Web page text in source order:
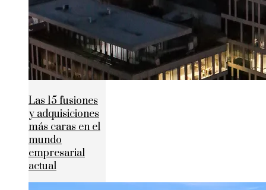
Las 15 fusiones
y adquisiciones
más caras en el
mundo
empresarial
actual